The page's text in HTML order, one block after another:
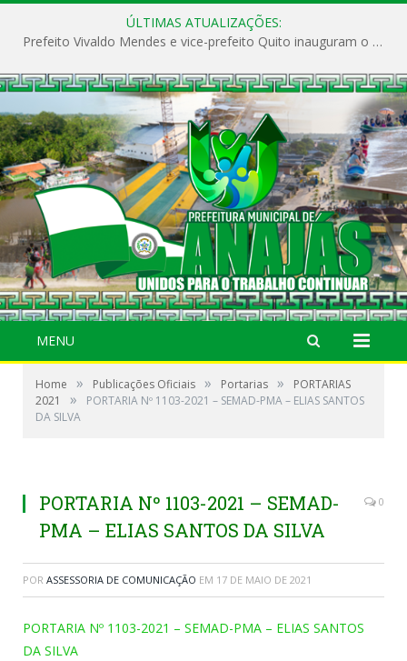
ÚLTIMAS ATUALIZAÇÕES:
Prefeito Vivaldo Mendes e vice-prefeito Quito inauguram o CAPS e fortalecem a saúde pública em Anajás.
MENU
Home » Publicações Oficiais » Portarias »
PORTARIAS
2021
»
PORTARIA Nº 1103-2021 – SEMAD-PMA – ELIAS SANTOS
DA SILVA
PORTARIA Nº 1103-2021 – SEMAD-
PMA – ELIAS SANTOS DA SILVA
0
POR ASSESSORIA DE COMUNICAÇÃO EM 17 DE MAIO DE 2021
PORTARIA Nº 1103-2021 – SEMAD-PMA – ELIAS SANTOS
DA SILVA